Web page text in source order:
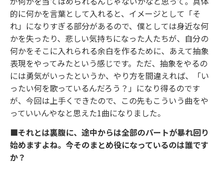
的に何かを言葉として入れると、イメージとして「そ
れ」になりすぎる部分があるので、僕としては身近な何
かを失ったり、悲しい気持ちになった人たちが、自分の
何かをそこに入れられる余白を作るために、あえて抽象
表現をやってみたという感じです。ただ、抽象をやるの
には勇気がいったというか、やり方を間違えれば、「い
ったい何を歌っているんだろう？」になり得るのです
が、今回は上手くできたので、この先もこういう曲をや
っていいんやなと思えた1曲になりました。
■それとは裏腹に、途中からは全部のパートが暴れ回り
始めますよね。今そのまとめ役になっているのは誰です
か？